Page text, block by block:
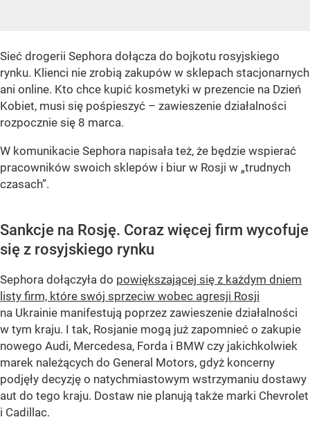
Sieć drogerii Sephora dołącza do bojkotu rosyjskiego
rynku. Klienci nie zrobią zakupów w sklepach stacjonarnych
ani online. Kto chce kupić kosmetyki w prezencie na Dzień
Kobiet, musi się pośpieszyć – zawieszenie działalności
rozpocznie się 8 marca.
W komunikacie Sephora napisała też, że będzie wspierać
pracowników swoich sklepów i biur w Rosji w „trudnych
czasach”.
Sankcje na Rosję. Coraz więcej firm wycofuje
się z rosyjskiego rynku
Sephora dołączyła do powiększającej się z każdym dniem
listy firm, które swój sprzeciw wobec agresji Rosji
na Ukrainie manifestują poprzez zawieszenie działalności
w tym kraju. I tak, Rosjanie mogą już zapomnieć o zakupie
nowego Audi, Mercedesa, Forda i BMW czy jakichkolwiek
marek należących do General Motors, gdyż koncerny
podjęły decyzję o natychmiastowym wstrzymaniu dostawy
aut do tego kraju. Dostaw nie planują także marki Chevrolet
i Cadillac.